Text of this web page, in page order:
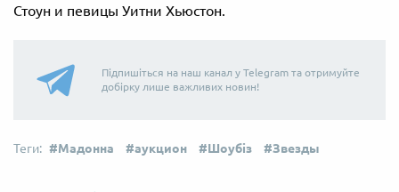
Стоун и певицы Уитни Хьюстон.
Підпишіться на наш канал у Telegram та отримуйте
добірку лише важливих новин!
Мадонна аукцион Шоубіз Звезды